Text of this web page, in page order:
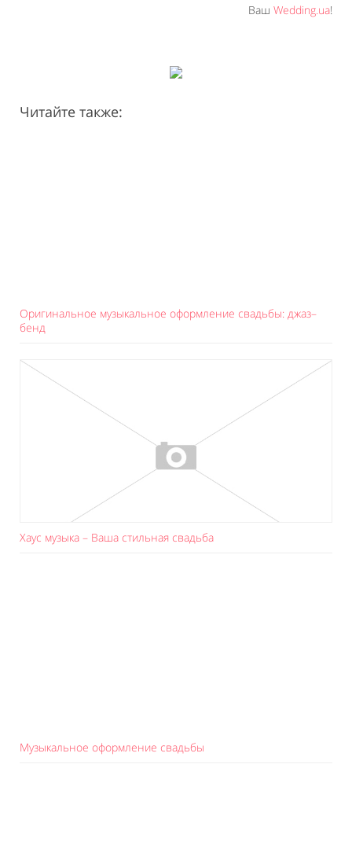
Ваш Wedding.ua!
Читайте также:
Оригинальное музыкальное оформление свадьбы: джаз–
бенд
Хаус музыка – Ваша стильная свадьба
Музыкальное оформление свадьбы